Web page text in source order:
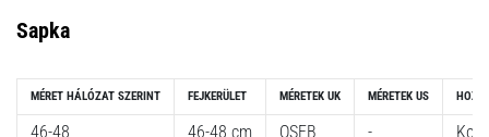
Sapka
MÉRET HÁLÓZAT SZERINT
46-48
FEJKERÜLET
46-48 cm
MÉRETEK UK
OSFB
MÉRETEK US
-
Kor